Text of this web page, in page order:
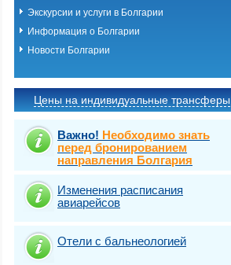
Экскурсии и услуги в Болгарии
Информация о Болгарии
Новости Болгарии
Цены на индивидуальные трансферы
Важно! Необходимо знать
перед бронированием
направления Болгария
Изменения расписания
авиарейсов
Отели с бальнеологией